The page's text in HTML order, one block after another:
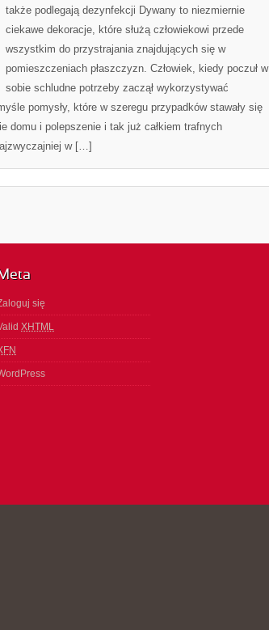
KWESTIĘ,
WENTYLACJE
PODLEGAJĄ
DEZYNFEKCJI
także podlegają dezynfekcji Dywany to niezmiernie
ciekawe dekoracje, które służą człowiekowi przede
wszystkim do przystrajania znajdujących się w
pomieszczeniach płaszczyzn. Człowiek, kiedy poczuł w
sobie schludne potrzeby zaczął wykorzystywać
pomysły, które w szeregu przypadków stawały się
domu i polepszenie i tak już całkiem trafnych
w […]
się
XHTML